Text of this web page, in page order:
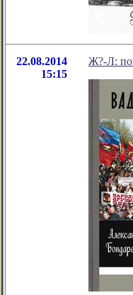
22.08.2014
15:15
Ж?-Л: